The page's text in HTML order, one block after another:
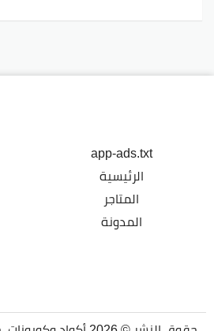
app-ads.txt
الرئيسية
المتاجر
المدونة